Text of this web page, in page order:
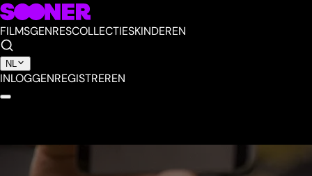
FILMSGENRESCOLLECTIESKINDEREN
NL
INLOGGENREGISTREREN